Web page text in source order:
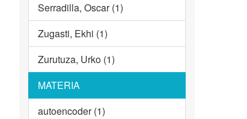
Serradilla, Oscar (1)
Zugasti, Ekhi (1)
Zurutuza, Urko (1)
MATERIA
autoencoder (1)